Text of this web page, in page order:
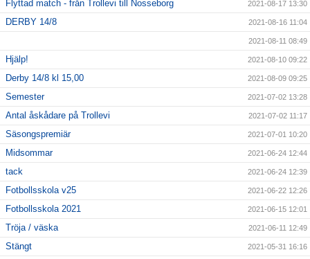
Flyttad match - från Trollevi till Nosseborg 2021-08-17 13:30
DERBY 14/8 2021-08-16 11:04
2021-08-11 08:49
Hjälp! 2021-08-10 09:22
Derby 14/8 kl 15,00 2021-08-09 09:25
Semester 2021-07-02 13:28
Antal åskådare på Trollevi 2021-07-02 11:17
Säsongspremiär 2021-07-01 10:20
Midsommar 2021-06-24 12:44
tack 2021-06-24 12:39
Fotbollsskola v25 2021-06-22 12:26
Fotbollsskola 2021 2021-06-15 12:01
Tröja / väska 2021-06-11 12:49
Stängt 2021-05-31 16:16